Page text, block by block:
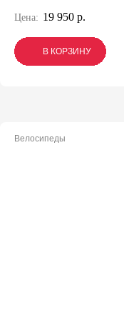
Цена: 19 950 р.
В КОРЗИНУ
В КОРЗИНУ
В КОРЗИНУ
Велосипеды